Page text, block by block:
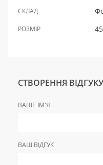
СКЛАД
РОЗМІР 45
СТВОРЕННЯ ВІДГУКУ
ВАШЕ ІМ'Я
ВАШ ВІДГУК